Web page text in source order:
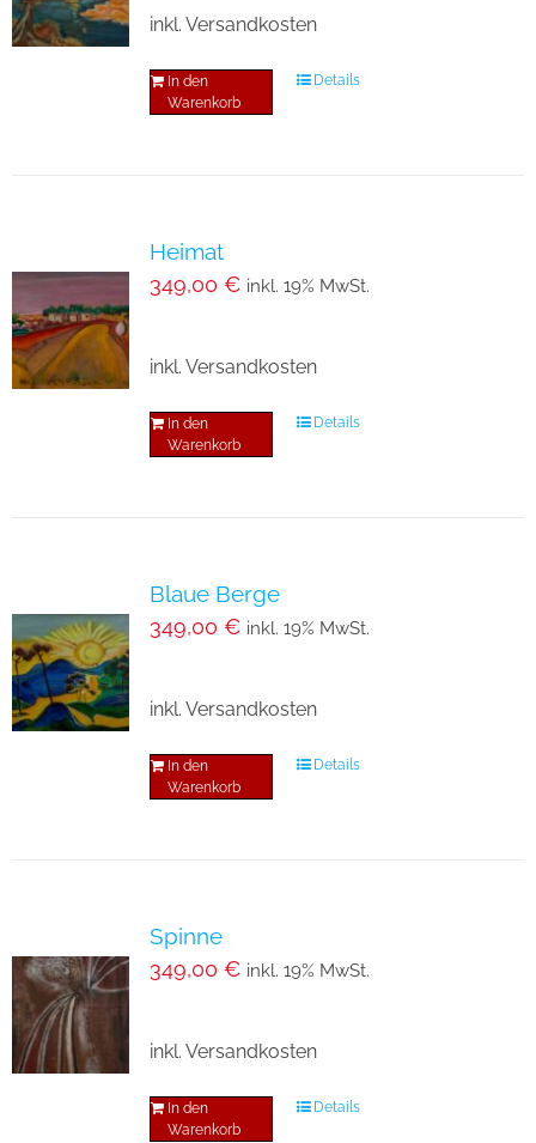
inkl. Versandkosten
In den
Warenkorb
Details
Heimat
349,00 € inkl. 19% MwSt.
inkl. Versandkosten
In den
Warenkorb
Details
Blaue Berge
349,00 € inkl. 19% MwSt.
inkl. Versandkosten
In den
Warenkorb
Details
Spinne
349,00 € inkl. 19% MwSt.
inkl. Versandkosten
In den
Warenkorb
Details